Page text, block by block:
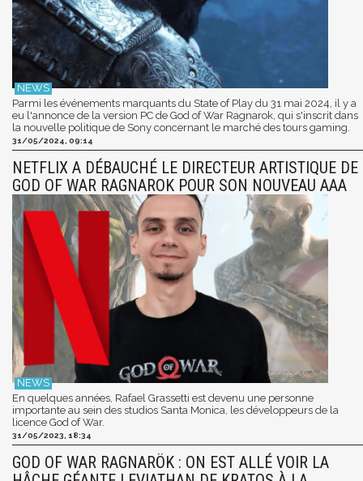
Parmi les événements marquants du State of Play du 31 mai 2024, il y a
eu l'annonce de la version PC de God of War Ragnarok, qui s'inscrit dans
la nouvelle politique de Sony concernant le marché des tours gaming.
31/05/2024, 09:14
NETFLIX A DÉBAUCHÉ LE DIRECTEUR ARTISTIQUE DE
GOD OF WAR RAGNAROK POUR SON NOUVEAU AAA
En quelques années, Rafael Grassetti est devenu une personne
importante au sein des studios Santa Monica, les développeurs de la
licence God of War.
31/05/2023, 18:34
GOD OF WAR RAGNARÖK : ON EST ALLÉ VOIR LA